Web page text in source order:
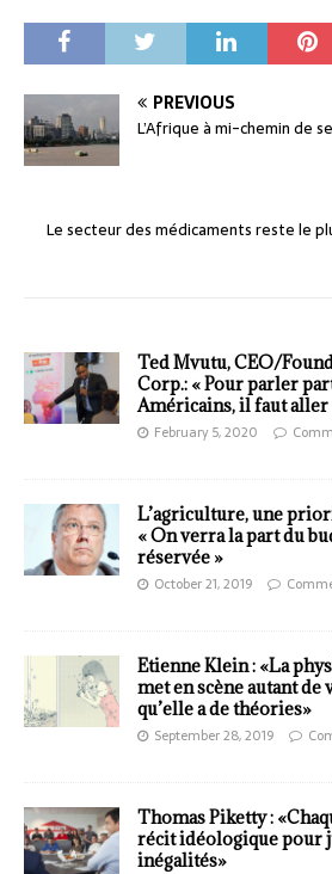
PREVIOUS
L’Afrique à mi-chemin de
Le secteur des médicaments reste le
Ted Mvutu, CEO/
Corp.: « Pour parler
Américains, il faut aller
February 5, 2020
L’agriculture, une
« On verra la part du
réservée »
October 21, 2019
Etienne Klein : «La
met en scène autant
qu’elle a de théories»
September 28, 2019
Thomas Piketty :
récit idéologique pour
inégalités»